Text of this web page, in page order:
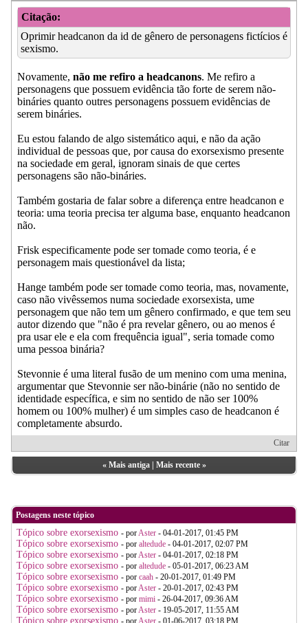
Citação:
Oprimir headcanon da id de gênero de personagens fictícios é
sexismo.
Novamente, não me refiro a headcanons. Me refiro a
personagens que possuem evidência tão forte de serem não-
bináries quanto outres personagens possuem evidências de
serem bináries.
Eu estou falando de algo sistemático aqui, e não da ação
individual de pessoas que, por causa do exorsexismo presente
na sociedade em geral, ignoram sinais de que certes
personagens são não-bináries.
Também gostaria de falar sobre a diferença entre headcanon e
teoria: uma teoria precisa ter alguma base, enquanto headcanon
não.
Frisk especificamente pode ser tomade como teoria, é e
personagem mais questionável da lista;
Hange também pode ser tomade como teoria, mas, novamente,
caso não vivêssemos numa sociedade exorsexista, ume
personagem que não tem um gênero confirmado, e que tem seu
autor dizendo que "não é pra revelar gênero, ou ao menos é
pra usar ele e ela com frequência igual", seria tomade como
uma pessoa binária?
Stevonnie é uma literal fusão de um menino com uma menina,
argumentar que Stevonnie ser não-binárie (não no sentido de
identidade específica, e sim no sentido de não ser 100%
homem ou 100% mulher) é um simples caso de headcanon é
completamente absurdo.
Citar
« Mais antiga| Mais recente»
Postagens neste tópico
Tópico sobre exorsexismo - porAster - 04-01-2017, 01:45 PM
Tópico sobre exorsexismo - por altedude - 04-01-2017, 02:07 PM
Tópico sobre exorsexismo - porAster - 04-01-2017, 02:18 PM
Tópico sobre exorsexismo - por altedude - 05-01-2017, 06:23 AM
Tópico sobre exorsexismo - por caah - 20-01-2017, 01:49 PM
Tópico sobre exorsexismo - porAster - 20-01-2017, 02:43 PM
Tópico sobre exorsexismo - por mimi - 26-04-2017, 09:36 AM
Tópico sobre exorsexismo - porAster - 19-05-2017, 11:55 AM
Tópico sobre exorsexismo - por Aster - 01-06-2017, 03:18 PM